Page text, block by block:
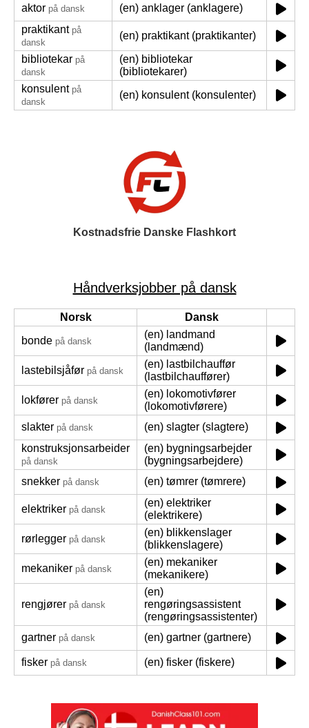
aktor på dansk
(en) anklager (anklagere)
praktikant på
dansk
(en) praktikant (praktikanter)
bibliotekar på
dansk
(en) bibliotekar
(bibliotekarer)
konsulent på
dansk
(en) konsulent (konsulenter)
Kostnadsfrie Danske Flashkort
Håndverksjobber på dansk
Norsk
Dansk
bonde på dansk
(en) landmand
(landmænd)
lastebilsjåfør på dansk
(en) lastbilchauffør
(lastbilchauffører)
lokfører på dansk
(en) lokomotivfører
(lokomotivførere)
slakter på dansk
(en) slagter (slagtere)
konstruksjonsarbeider
på dansk
(en) bygningsarbejder
(bygningsarbejdere)
snekker på dansk (en) tømrer (tømrere)
elektriker på dansk
(en) elektriker
(elektrikere)
rørlegger på dansk
(en) blikkenslager
(blikkenslagere)
mekaniker på dansk
(en) mekaniker
(mekanikere)
rengjører på dansk
(en)
rengøringsassistent
(rengøringsassistenter)
gartner på dansk (en) gartner (gartnere)
fisker på dansk (en) fisker (fiskere)